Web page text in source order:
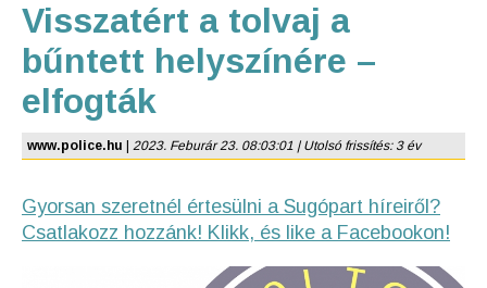
Visszatért a tolvaj a
bűntett helyszínére –
elfogták
www.police.hu 2023. Feburár 23. 08:03:01 | Utolsó frissítés: 3 év
Gyorsan szeretnél értesülni a Sugópart híreiről?
Csatlakozz hozzánk! Klikk, és like a Facebookon!